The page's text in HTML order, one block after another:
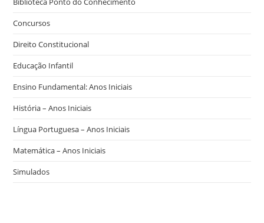
Concursos
Direito Constitucional
Educação Infantil
Ensino Fundamental: Anos Iniciais
História – Anos Iniciais
Língua Portuguesa – Anos Iniciais
Matemática – Anos Iniciais
Simulados